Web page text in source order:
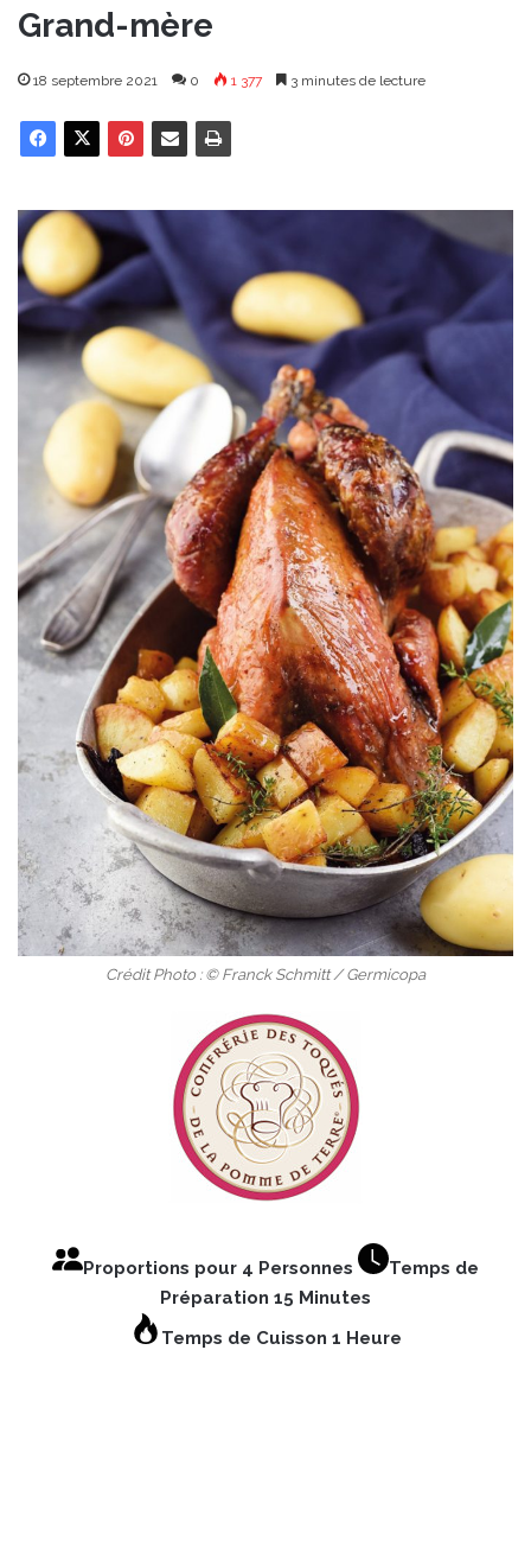
Grand-mère
18 septembre 2021 0 1 377 3 minutes de lecture
Crédit Photo : © Franck Schmitt / Germicopa
Proportions pour 4 Personnes
Temps de
Préparation 15 Minutes
Temps de Cuisson 1 Heure